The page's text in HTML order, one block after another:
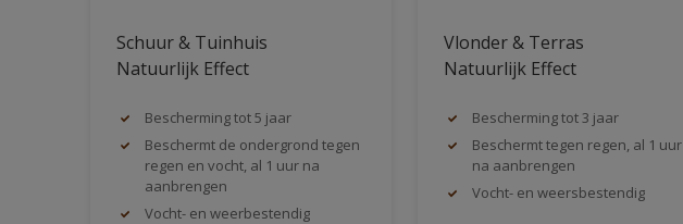
Schuur & Tuinhuis
Natuurlijk Effect
Bescherming tot 5 jaar
Beschermt de ondergrond tegen
regen en vocht, al 1 uur na
aanbrengen
Vocht- en weerbestendig
Vlonder & Terras
Natuurlijk Effect
Bescherming tot 3 jaar
Beschermt tegen regen, al 1 uur
na aanbrengen
Vocht- en weersbestendig